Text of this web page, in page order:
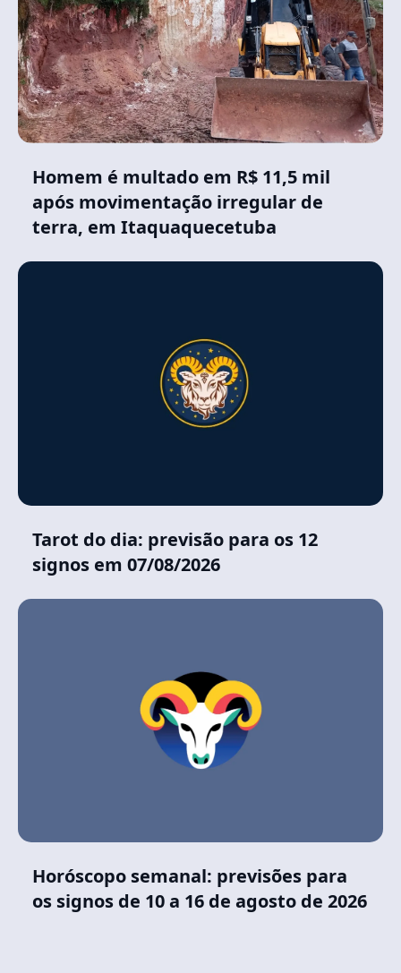
Homem é multado em R$ 11,5 mil
após movimentação irregular de
terra, em Itaquaquecetuba
Tarot do dia: previsão para os 12
signos em 07/08/2026
Horóscopo semanal: previsões para
os signos de 10 a 16 de agosto de 2026